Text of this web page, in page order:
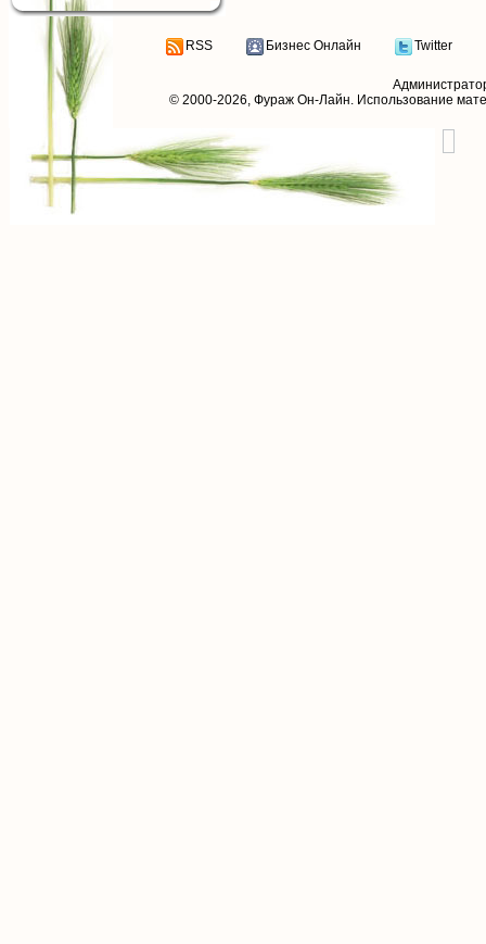
RSS Бизнес Онлайн Twitter
© 2000-2026, Фураж Он-Лайн. Использование